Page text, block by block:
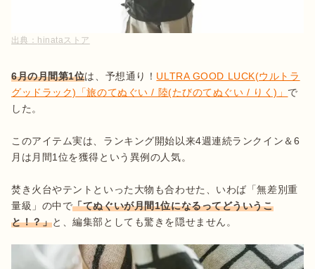
出典： hinataストア
6月の月間第1位は、予想通り！ ULTRA GOOD LUCK(ウルトラ
グッドラック)「旅のてぬぐい / 陸(たびのてぬぐい / りく)」 で
した。
このアイテム実は、ランキング開始以来4週連続ランクイン＆6
月は月間1位を獲得という異例の人気。
焚き火台やテントといった大物も合わせた、いわば「無差別重
量級」の中で「てぬぐいが月間1位になるってどういうこ
と！？」と、編集部としても驚きを隠せません。